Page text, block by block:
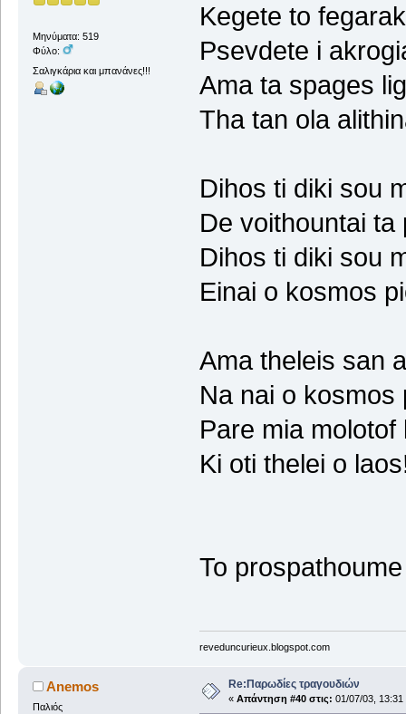
Μηνύματα: 519
Φύλο:
Σαλιγκάρια και μπανάνες!!!
Kegete to
Psevdete i
Ama ta spages
Tha tan ola
Dihos ti diki sou
De voithountai ta
Dihos ti diki sou
Einai o kosmos
Ama theleis san
Na nai o kosmos
Pare mia molotof
Ki oti thelei o
To
reveduncurieux.blogspot.com
Anemos
Παλιός
Re:Παρωδίες τραγουδιών
« Απάντηση #40 στις: 01/07/03, 13:31